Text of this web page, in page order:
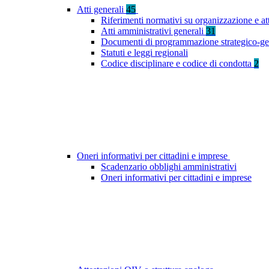
Atti generali 45
Riferimenti normativi su organizzazione e
Atti amministrativi generali 31
Documenti di programmazione strategico-
Statuti e leggi regionali
Codice disciplinare e codice di condotta 2
Oneri informativi per cittadini e imprese
Scadenzario obblighi amministrativi
Oneri informativi per cittadini e imprese